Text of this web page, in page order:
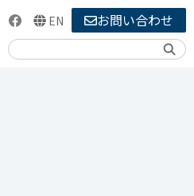
EN お問い合わせ
検索